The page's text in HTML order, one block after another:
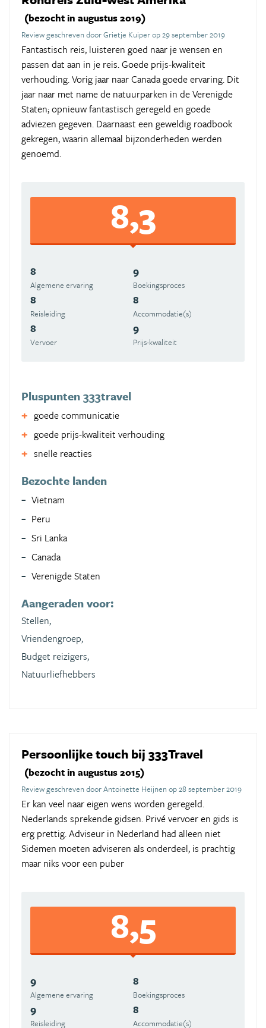
(bezocht in augustus 2019)
Review geschreven door Grietje Kuiper op 29 september 2019
Fantastisch reis, luisteren goed naar je wensen en
passen dat aan in je reis. Goede prijs-kwaliteit
verhouding. Vorig jaar naar Canada goede ervaring. Dit
jaar naar met name de natuurparken in de Verenigde
Staten; opnieuw fantastisch geregeld en goede
adviezen gegeven. Daarnaast een geweldig roadbook
gekregen, waarin allemaal bijzonderheden werden
genoemd.
8,3
8
Algemene ervaring
9
Boekingsproces
8
Reisleiding
8
Accommodatie(s)
8
Vervoer
9
Prijs-kwaliteit
Pluspunten 333travel
goede communicatie
goede prijs-kwaliteit verhouding
snelle reacties
Bezochte landen
Vietnam
Peru
Sri Lanka
Canada
Verenigde Staten
Aangeraden voor:
Stellen,
Vriendengroep,
Budget reizigers,
Natuurliefhebbers
Persoonlijke touch bij 333Travel
(bezocht in augustus 2015)
Review geschreven door Antoinette Heijnen op 28 september 2019
Er kan veel naar eigen wens worden geregeld.
Nederlands sprekende gidsen. Privé vervoer en gids is
erg prettig. Adviseur in Nederland had alleen niet
Sidemen moeten adviseren als onderdeel, is prachtig
maar niks voor een puber
8,5
9
Algemene ervaring
8
Boekingsproces
9
Reisleiding
8
Accommodatie(s)